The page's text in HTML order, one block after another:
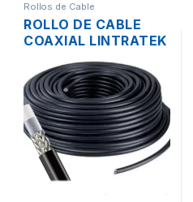
Rollos de Cable
ROLLO DE CABLE
COAXIAL LINTRATEK
SYWV-50-5 POR
METRO